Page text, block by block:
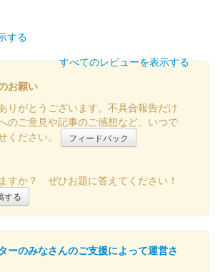
城印 昭和百年 六月版
城印 立夏
城印
する
すべてのレビューを表示する
お願い
りがとうございます。不具合報告だけ
のご意見や記事のご感想など、いつで
ください。
フィードバック
すか？ ぜひお題に答えてください！
する
ーのみなさんのご支援によって運営さ